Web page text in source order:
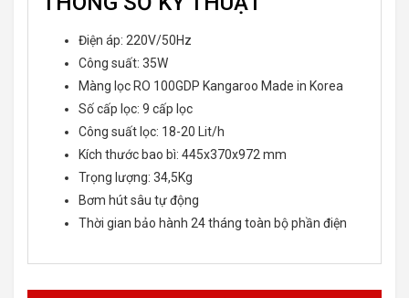
Điện áp: 220V/50Hz
Công suất: 35W
Màng lọc RO 100GDP Kangaroo Made in Korea
Số cấp lọc: 9 cấp lọc
Công suất lọc: 18-20 Lit/h
Kích thước bao bì: 445x370x972 mm
Trọng lượng: 34,5Kg
Bơm hút sâu tự động
Thời gian bảo hành 24 tháng toàn bộ phần điện